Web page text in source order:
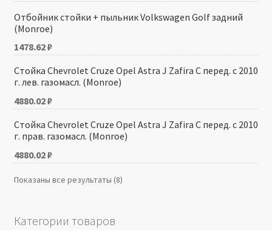
Отбойник стойки + пыльник Volkswagen Golf задний
(Monroe)
1478.62₽
Стойка Chevrolet Cruze Opel Astra J Zafira C перед. с 2010
г. лев. газомасл. (Monroe)
4880.02₽
Стойка Chevrolet Cruze Opel Astra J Zafira C перед. с 2010
г. прав. газомасл. (Monroe)
4880.02₽
Показаны все результаты (8)
Категории товаров